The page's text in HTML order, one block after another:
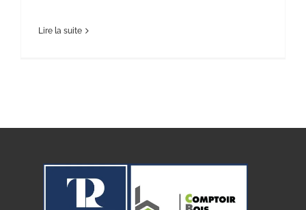
Lire la suite